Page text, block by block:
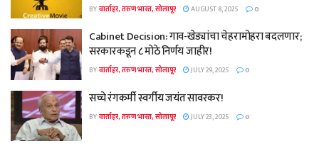
BYवार्ताहर, तरुण भारत, सोलापूर AUGUST 8, 2025 0
Cabinet Decision: गाव-खेड्यांचा चेहरामोहरा बदलणार;
सरकारकडून ८ मोठे निर्णय जाहीर!
BYवार्ताहर, तरुण भारत, सोलापूर JULY 29, 2025 0
सच्चे रंगकर्मी स्वर्गीय जयंत सावरकर!
BYवार्ताहर, तरुण भारत, सोलापूर JULY 23, 2025 0